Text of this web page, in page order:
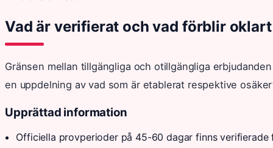
Vad är verifierat och vad förblir
Gränsen mellan tillgängliga och otillgängliga
en uppdelning av vad som är etablerat respektive
Upprättad information
Officiella provperioder på 45-60 dagar finns verifierade